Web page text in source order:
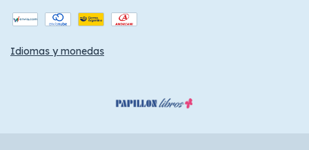
Idiomas y monedas